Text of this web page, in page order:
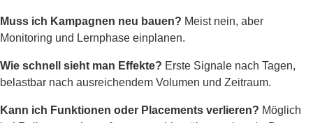
Muss ich Kampagnen neu bauen? Meist nein, aber
Monitoring und Lernphase einplanen.
Wie schnell sieht man Effekte? Erste Signale nach Tagen,
belastbar nach ausreichendem Volumen und Zeitraum.
Kann ich Funktionen oder Placements verlieren? Möglich